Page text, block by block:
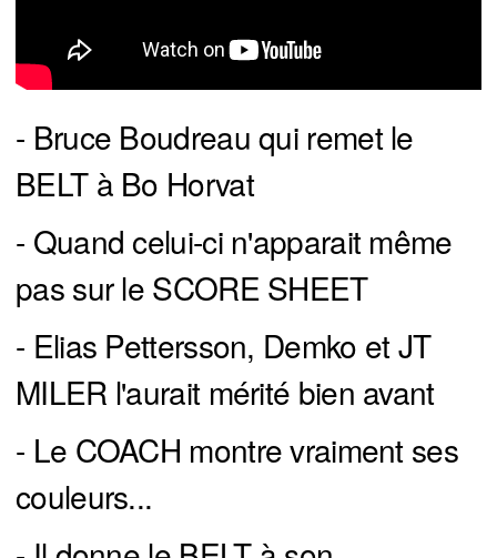
- Bruce Boudreau qui remet le
BELT à Bo Horvat
- Quand celui-ci n'apparait même
pas sur le SCORE SHEET
- Elias Pettersson, Demko et JT
MILER l'aurait mérité bien avant
- Le COACH montre vraiment ses
couleurs...